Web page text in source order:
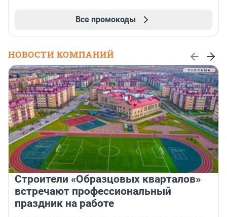
Все промокоды
НОВОСТИ КОМПАНИЙ
Строители «Образцовых кварталов»
встречают профессиональный
праздник на работе